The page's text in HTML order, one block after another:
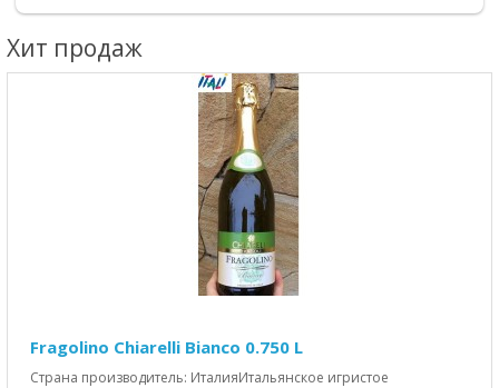
Хит продаж
Fragolino Chiarelli Bianco 0.750 L
Страна производитель: ИталияИтальянское игристое